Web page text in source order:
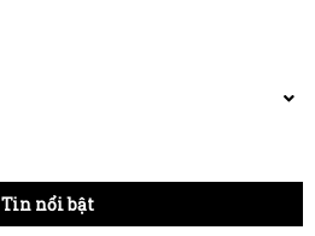
Tin nổi bật